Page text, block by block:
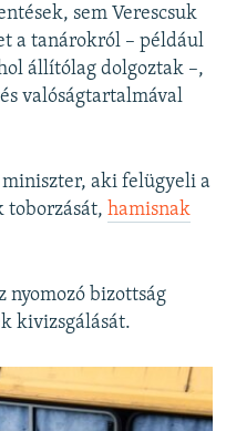
sem Verescsuk
a tanárokról – például
állítólag dolgoztak –,
valóságtartalmával
miniszter, aki felügyeli a
toborzását, hamisnak
nyomozó bizottság
kivizsgálását.